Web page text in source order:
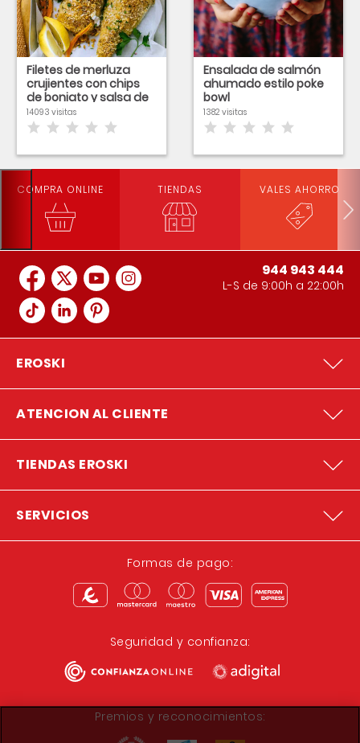
Filetes de merluza
crujientes con chips
de boniato y salsa de
yogurt
14093 visitas
Ensalada de salmón
ahumado estilo poke
bowl
1382 visitas
COMPRA ONLINE TIENDAS VALES AHORRO
944 943 444
L-S de 9:00h a 22:00h
EROSKI
ATENCION AL CLIENTE
TIENDAS EROSKI
SERVICIOS
Formas de pago:
Seguridad y confianza:
Premios y reconocimientos: